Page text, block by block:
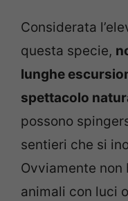
Considerata
questa specie,
lunghe
spettacolo
possono
sentieri che si
Ovviamente
animali con luci